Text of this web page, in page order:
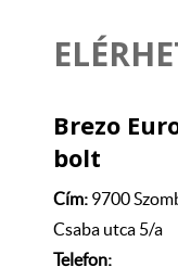
Brezo
bolt
Cím:9700
Csaba utca 5/a
Telefon: